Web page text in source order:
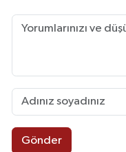
Gönder